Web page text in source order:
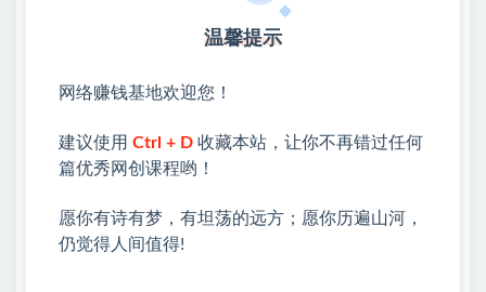
1-27_52重磅：百万GMV主播打动用户的核心话术
1-29_54百万GMV的直播间的开价方式.mp4
1-31_56百万GMV直播间如何合理转款.mp4
温馨提示
网络赚钱基地欢迎您！
建议使用 Ctrl + D 收藏本站，让你不再错过任何
篇优秀网创课程哟！
愿你有诗有梦，有坦荡的远方；愿你历遍山河，
仍觉得人间值得!